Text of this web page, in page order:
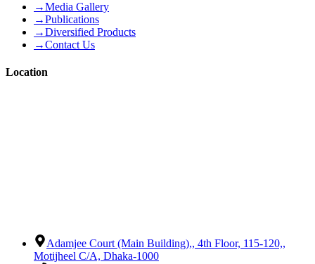
→Media Gallery
→Publications
→Diversified Products
→Contact Us
Location
Adamjee Court (Main Building),, 4th Floor, 115-120,,
Motijheel C/A, Dhaka-1000